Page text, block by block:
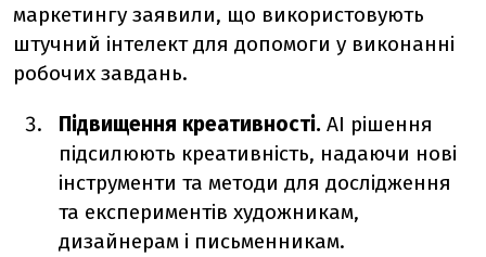
маркетингу заявили, що використовують
штучний інтелект для допомоги у виконанні
робочих завдань.
Підвищення креативності. AI рішення
підсилюють креативність, надаючи нові
інструменти та методи для дослідження
та експериментів художникам,
дизайнерам і письменникам.